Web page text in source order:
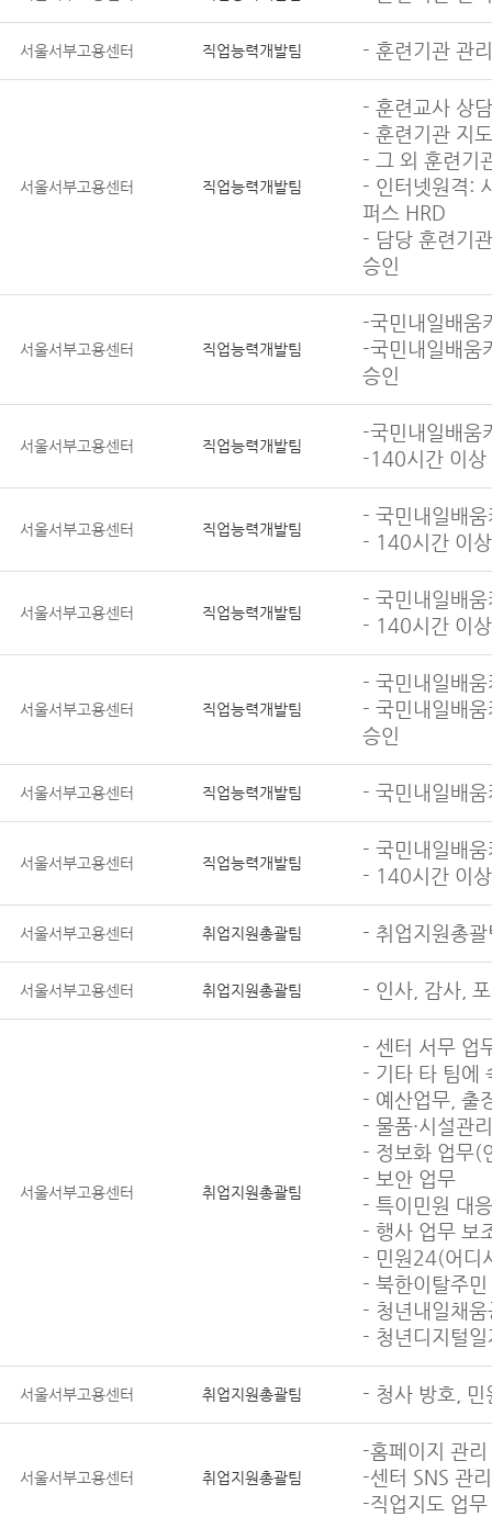
서울서부고용센터 직업능력개발팀 - 훈련기관 관
서울서부고용센터 직업능력개발팀
- 훈련교사 상
- 훈련기관 지
- 그 외 훈련기
- 인터넷원격:
퍼스 HRD
- 담당 훈련기
승인
서울서부고용센터 직업능력개발팀
-국민내일배움
-국민내일배움
승인
서울서부고용센터 직업능력개발팀
-국민내일배움
-140시간 이상
서울서부고용센터 직업능력개발팀
- 국민내일배
- 140시간 이
서울서부고용센터 직업능력개발팀
- 국민내일배
- 140시간 이
서울서부고용센터 직업능력개발팀
- 국민내일배
- 국민내일배
승인
서울서부고용센터 직업능력개발팀 - 국민내일배
서울서부고용센터 직업능력개발팀
- 국민내일배
- 140시간 이
서울서부고용센터 취업지원총괄팀 - 취업지원총
서울서부고용센터 취업지원총괄팀 - 인사, 감사,
서울서부고용센터 취업지원총괄팀
- 센터 서무 업
- 기타 타 팀에
- 예산업무, 출
- 물품·시설관
- 정보화 업무(
- 보안 업무
- 특이민원 대응
- 행사 업무 보
- 민원24(어디
- 북한이탈주
- 청년내일채
- 청년디지털
서울서부고용센터 취업지원총괄팀 - 청사 방호, 민
서울서부고용센터 취업지원총괄팀
-홈페이지 관리
-센터 SNS 관리
-직업지도 업